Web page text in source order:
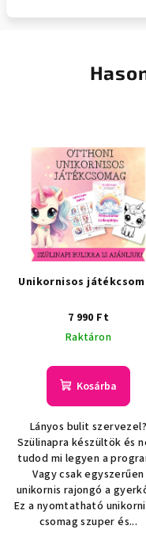
Unikornisos
7 990 Ft
Raktáron
Kosárba
Lányos bulit szervezel?
Szülinapra készültök és
tudod mi legyen a
Vagy csak egyszerűen
unikornis rajongó a
Ez a nyomtatható
csomag szuper és...